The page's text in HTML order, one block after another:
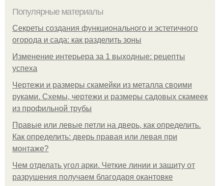
Популярные материалы
Секреты создания функционального и эстетичного
огорода и сада: как разделить зоны
Изменение интерьера за 1 выходные: рецепты
успеха
Чертежи и размеры скамейки из металла своими
руками. Схемы, чертежи и размеры садовых скамеек
из профильной трубы
Правые или левые петли на дверь, как определить.
Как определить: дверь правая или левая при
монтаже?
Чем отделать угол арки. Четкие линии и защиту от
разрушения получаем благодаря окантовке